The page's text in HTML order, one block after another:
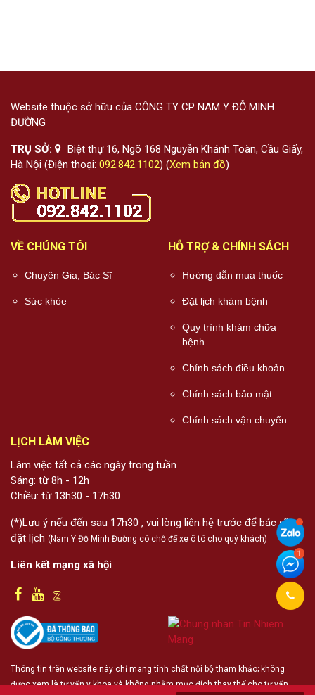
Website thuộc sở hữu của CÔNG TY CP NAM Y ĐỖ MINH
ĐƯỜNG
TRỤ SỞ:
Biệt thự 16, Ngõ 168 Nguyễn Khánh Toàn, Cầu Giấy,
Hà Nội (Điện thoại: 092.842.1102) (Xem bản đồ)
VỀ CHÚNG TÔI
Chuyên Gia, Bác Sĩ
Sức khỏe
HỖ TRỢ & CHÍNH SÁCH
Hướng dẫn mua thuốc
Đặt lịch khám bệnh
Quy trình khám chữa
bệnh
Chính sách điều khoản
Chính sách bảo mật
Chính sách vận chuyển
LỊCH LÀM VIỆC
Làm việc tất cả các ngày trong tuần
Sáng: từ 8h - 12h
Chiều: từ 13h30 - 17h30
(*)Lưu ý nếu đến sau 17h30 , vui lòng liên hệ trước để bác sĩ
đặt lịch (Nam Y Đỗ Minh Đường có chỗ để xe ô tô cho quý khách)
Liên kết mạng xã hội
Thông tin trên website này chỉ mang tính chất nội bộ tham khảo; không
được xem là tư vấn y khoa và không nhằm mục đích thay thế cho tư vấn,